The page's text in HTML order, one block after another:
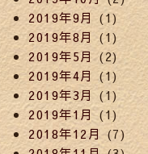
2019年9月 (1)
2019年8月 (1)
2019年5月(2)
2019年4月 (1)
2019年3月(1)
2019年1月(1)
2018年12月(7)